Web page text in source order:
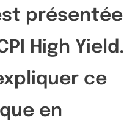
présentée
High Yield.
ce
en